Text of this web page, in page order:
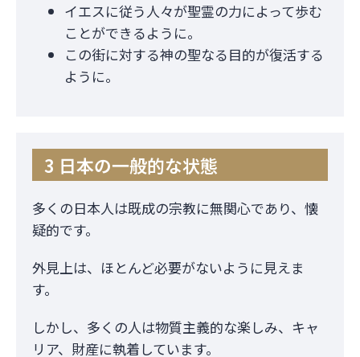
イエスに従う人々が聖霊の力によって歩む
ことができるように。
この街に対する神の聖なる目的が復活する
ように。
3 日本の一般的な状態
多くの日本人は既成の宗教に無関心であり、懐
疑的です。
外見上は、ほとんど必要がないように見えま
す。
しかし、多くの人は物質主義的な楽しみ、キャ
リア、財産に執着しています。